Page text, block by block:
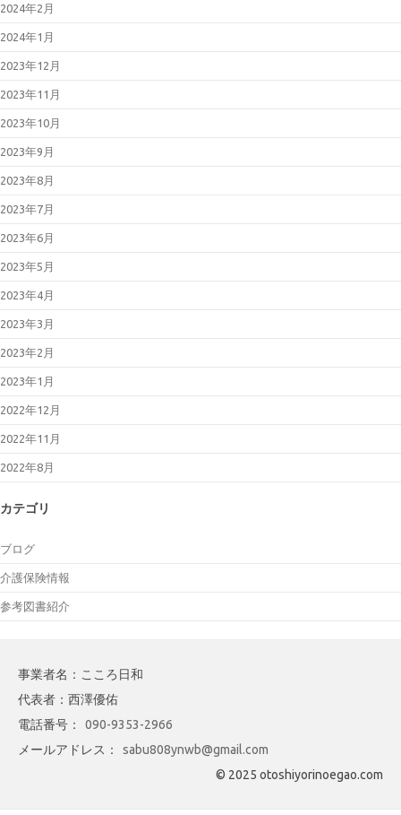
2024年2月
2024年1月
2023年12月
2023年11月
2023年10月
2023年9月
2023年8月
2023年7月
2023年6月
2023年5月
2023年4月
2023年3月
2023年2月
2023年1月
2022年12月
2022年11月
2022年8月
カテゴリ
ブログ
介護保険情報
参考図書紹介
事業者名：こころ日和
代表者：西澤優佑
電話番号：
090-9353-2966
メールアドレス：
sabu808ynwb@gmail.com
© 2025 otoshiyorinoegao.com